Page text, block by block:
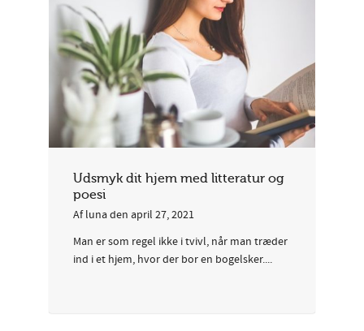
Udsmyk dit hjem med litteratur og
poesi
Aflunaden april 27, 2021
Man er som regel ikke i tvivl, når man træder
ind i et hjem, hvor der bor en bogelsker....